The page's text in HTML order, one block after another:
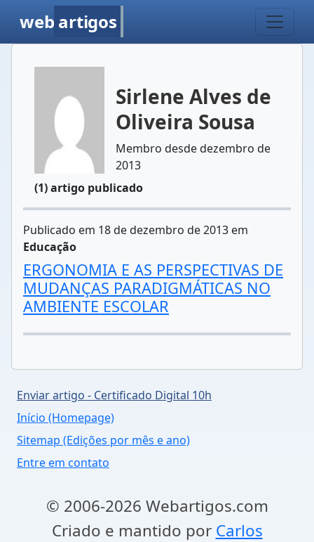
web artigos
Sirlene Alves de
Oliveira Sousa
Membro desde dezembro de
2013
(1) artigo publicado
Publicado em 18 de dezembro de 2013 em
Educação
ERGONOMIA E AS PERSPECTIVAS DE
MUDANÇAS PARADIGMÁTICAS NO
AMBIENTE ESCOLAR
Enviar artigo - Certificado Digital 10h
Início (Homepage)
Sitemap (Edições por mês e ano)
Entre em contato
© 2006-2026 Webartigos.com
Criado e mantido por Carlos